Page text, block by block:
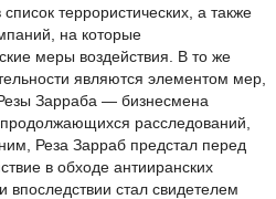
террористических, а также
на которые
меры воздействия. В то же
являются элементом мер,
Зарраба — бизнесмена
расследований,
Реза Зарраб предстал перед
в обходе антииранских
впоследствии стал свидетелем